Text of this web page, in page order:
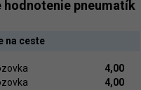
hodnotenie pneumatík
na ceste
4,00
4,00